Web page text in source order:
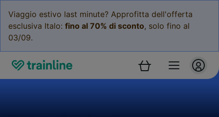
Viaggio estivo last minute? Approfitta dell'offerta
esclusiva Italo: fino al 70% di sconto, solo fino al
03/09.